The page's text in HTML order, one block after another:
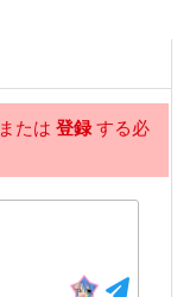
または 登録する必